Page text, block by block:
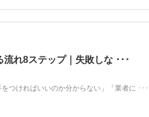
れ8ステップ｜失敗しな ･･･
つければいいのか分からない」「業者に ･･･